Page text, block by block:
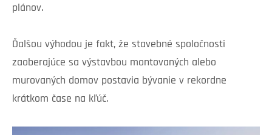
plánov.
Ďalšou výhodou je fakt, že stavebné spoločnosti
zaoberajúce sa výstavbou montovaných alebo
murovaných domov postavia bývanie v rekordne
krátkom čase na kľúč.